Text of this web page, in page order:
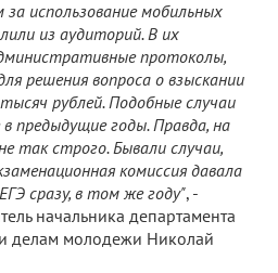
использование мобильных
из аудиторий. В их
протоколы,
решения вопроса о взыскании
рублей. Подобные случаи
предыдущие годы. Правда, на
так строго. Бывали случаи,
комиссия давала
сразу, в том же году", -
начальника департамента
делам молодежи Николай